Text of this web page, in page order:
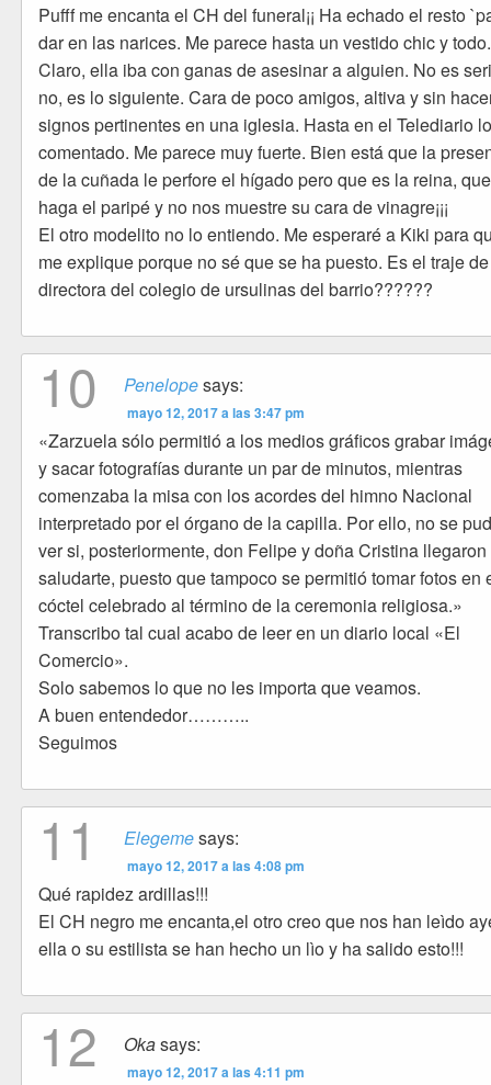
Pufff me encanta el CH del funeral¡¡ Ha echado el resto
dar en las narices. Me parece hasta un vestido chic y todo.
Claro, ella iba con ganas de asesinar a alguien. No es
no, es lo siguiente. Cara de poco amigos, altiva y sin
signos pertinentes en una iglesia. Hasta en el Telediario
comentado. Me parece muy fuerte. Bien está que la
de la cuñada le perfore el hígado pero que es la reina, que
haga el paripé y no nos muestre su cara de vinagre¡¡¡
El otro modelito no lo entiendo. Me esperaré a Kiki para
me explique porque no sé que se ha puesto. Es el traje
directora del colegio de ursulinas del barrio??????
10 Penelopesays:
mayo 12, 2017 a las 3:47 pm
«Zarzuela sólo permitió a los medios gráficos grabar
y sacar fotografías durante un par de minutos, mientras
comenzaba la misa con los acordes del himno Nacional
interpretado por el órgano de la capilla. Por ello, no se
ver si, posteriormente, don Felipe y doña Cristina llegaron
saludarte, puesto que tampoco se permitió tomar fotos en
cóctel celebrado al término de la ceremonia religiosa.»
Transcribo tal cual acabo de leer en un diario local «El
Comercio».
Solo sabemos lo que no les importa que veamos.
A buen entendedor………..
Seguimos
11 Elegemesays:
mayo 12, 2017 a las 4:08 pm
Qué rapidez ardillas!!!
El CH negro me encanta,el otro creo que nos han leìdo
ella o su estilista se han hecho un lìo y ha salido esto!!!
12 Okasays:
mayo 12, 2017 a las 4:11 pm